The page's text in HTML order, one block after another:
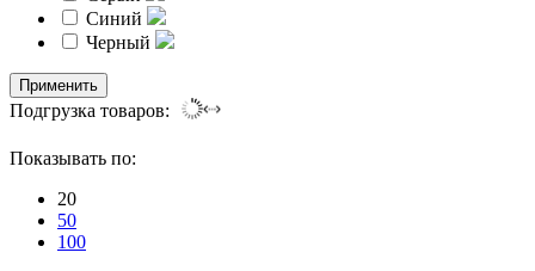
Синий
Черный
Применить
Подгрузка товаров:
Показывать по:
20
50
100